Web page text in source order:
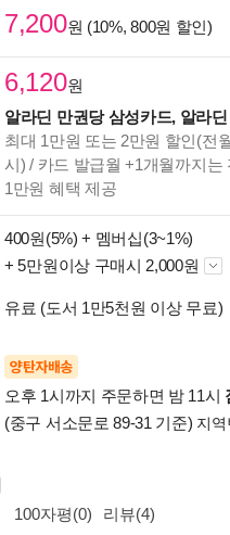
7,200원 (10%, 800원 할인)
6,120원
알라딘 만권당 삼성카드, 알라
최대 1만원 또는 2만원 할인(전
시) / 카드 발급월 +1개월까지는
1만원 혜택 제공
400원(5%) + 멤버십(3~1%)
+ 5만원이상 구매시 2,000원
유료 (도서 1만5천원 이상 무료)
양탄자배송
오후 1시까지 주문하면 밤 11시
(중구 서소문로 89-31 기준) 지역
100자평(0) 리뷰(4)